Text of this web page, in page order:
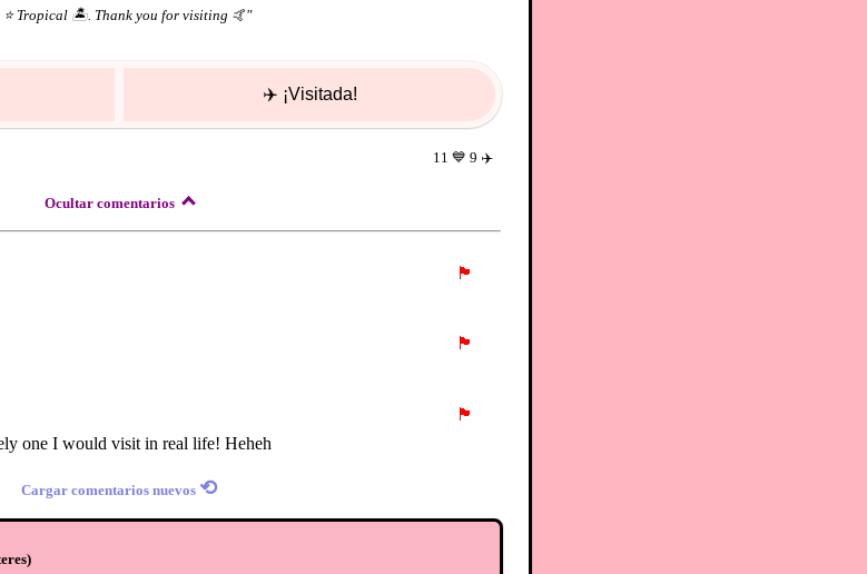
⭐️ Tropical 🏝. Thank you for visiting 🤙"
✈️ ¡Visitada!
11 💙 9 ✈️
Ocultar comentarios
🏴
🏴
🏴
one I would visit in real life! Heheh
Cargar comentarios nuevos ⟲
)